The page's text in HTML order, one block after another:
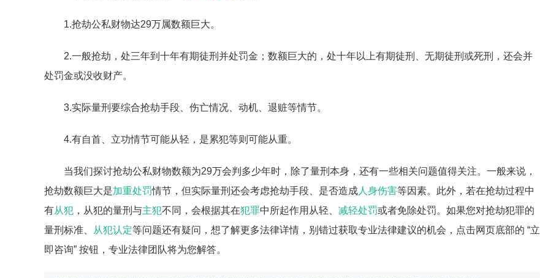
1.抢劫公私财物达29万属数额巨大。
2.一般抢劫，处三年到十年有期徒刑并处罚金；数额巨大的，处十年以上有期徒刑、无期徒刑或死刑，还会并
处罚金或没收财产。
3.实际量刑要综合抢劫手段、伤亡情况、动机、退赃等情节。
4.有自首、立功情节可能从轻，是累犯等则可能从重。
当我们探讨抢劫公私财物数额为29万会判多少年时，除了量刑本身，还有一些相关问题值得关注。一般来说，
抢劫数额巨大是加重处罚情节，但实际量刑还会考虑抢劫手段、是否造成人身伤害等因素。此外，若在抢劫过程中
有从犯 ，从犯的量刑与主犯不同，会根据其在犯罪中所起作用从轻、 减轻处罚或者免除处罚。如果您对抢劫犯罪的
量刑标准、
从犯认定等问题还有疑问，想了解更多法律详情，别错过获取专业法律建议的机会，点击网页底部的 “立
即咨询” 按钮，专业法律团队将为您解答。